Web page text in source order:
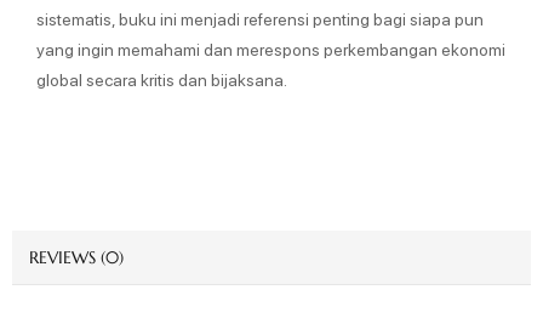
sistematis, buku ini menjadi referensi penting bagi siapa pun
yang ingin memahami dan merespons perkembangan ekonomi
global secara kritis dan bijaksana.
REVIEWS (0)